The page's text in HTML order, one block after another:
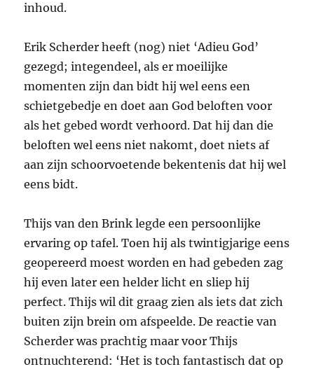
inhoud.
Erik Scherder heeft (nog) niet ‘Adieu God’
gezegd; integendeel, als er moeilijke
momenten zijn dan bidt hij wel eens een
schietgebedje en doet aan God beloften voor
als het gebed wordt verhoord. Dat hij dan die
beloften wel eens niet nakomt, doet niets af
aan zijn schoorvoetende bekentenis dat hij wel
eens bidt.
Thijs van den Brink legde een persoonlijke
ervaring op tafel. Toen hij als twintigjarige eens
geopereerd moest worden en had gebeden zag
hij even later een helder licht en sliep hij
perfect. Thijs wil dit graag zien als iets dat zich
buiten zijn brein om afspeelde. De reactie van
Scherder was prachtig maar voor Thijs
ontnuchterend: ‘Het is toch fantastisch dat op